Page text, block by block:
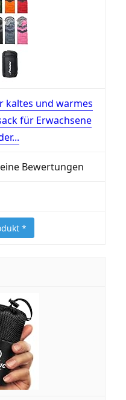
kaltes und warmes
für Erwachsene
Bewertungen
*